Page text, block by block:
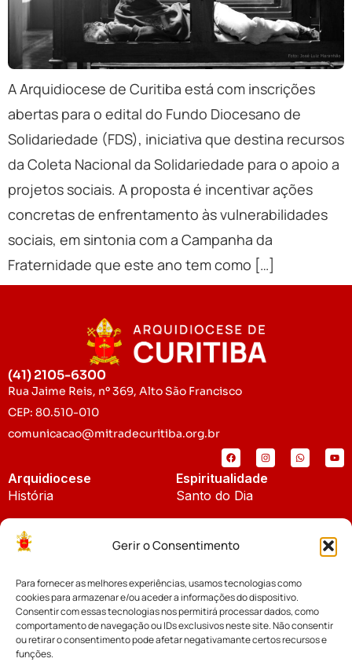
Gerir o Consentimento
Para fornecer as melhores experiências, usamos tecnologias como
cookies para armazenar e/ou aceder a informações do dispositivo.
Consentir com essas tecnologias nos permitirá processar dados, como
comportamento de navegação ou IDs exclusivos neste site. Não consentir
ou retirar o consentimento pode afetar negativamante certos recursos e
funções.
A Arquidiocese de Curitiba está com inscrições
abertas para o edital do Fundo Diocesano de
Solidariedade (FDS), iniciativa que destina recursos
da Coleta Nacional da Solidariedade para o apoio a
projetos sociais. A proposta é incentivar ações
concretas de enfrentamento às vulnerabilidades
sociais, em sintonia com a Campanha da
Fraternidade que este ano tem como […]
(41) 2105-6300
Rua Jaime Reis, nº 369, Alto São Francisco
CEP: 80.510-010
comunicacao@mitradecuritiba.org.br
Arquidiocese
História
Padroeira
Espiritualidade
Santo do Dia
Notícias
Notícias da Arquidiocese
Notícias Cáritas
Cúria Diocesana
Fundo Diocesano